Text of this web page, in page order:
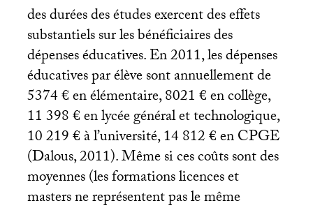
des durées des études exercent des effets
substantiels sur les bénéficiaires des
dépenses éducatives. En 2011, les dépenses
éducatives par élève sont annuellement de
5374 € en élémentaire, 8021 € en collège,
11 398 € en lycée général et technologique,
10 219 € à l’université, 14 812 € enCPGE
(Dalous, 2011). Même si ces coûts sont des
moyennes (les formations licences et
masters ne représentent pas le même